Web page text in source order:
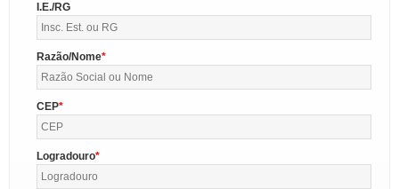
I.E./RG
Razão/Nome
CEP
Logradouro